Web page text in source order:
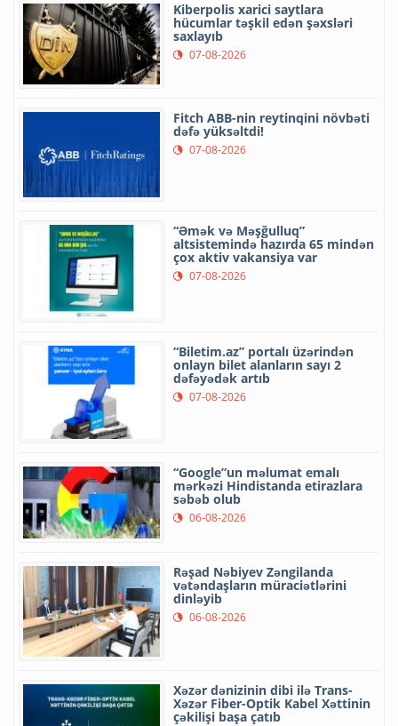
Kiberpolis xarici saytlara
hücumlar təşkil edən şəxsləri
saxlayıb
07-08-2026
Fitch ABB-nin reytinqini növbəti
dəfə yüksəltdi!
07-08-2026
“Əmək və Məşğulluq”
altsistemində hazırda 65 mindən
çox aktiv vakansiya var
07-08-2026
“Biletim.az” portalı üzərindən
onlayn bilet alanların sayı 2
dəfəyədək artıb
07-08-2026
“Google”un məlumat emalı
mərkəzi Hindistanda etirazlara
səbəb olub
06-08-2026
Rəşad Nəbiyev Zəngilanda
vətəndaşların müraciətlərini
dinləyib
06-08-2026
Xəzər dənizinin dibi ilə Trans-
Xəzər Fiber-Optik Kabel Xəttinin
çəkilişi başa çatıb